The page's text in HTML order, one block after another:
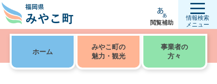
閲覧補助
情報検索
メニュー
ホーム
みやこ町の
魅力・観光
事業者の
方々